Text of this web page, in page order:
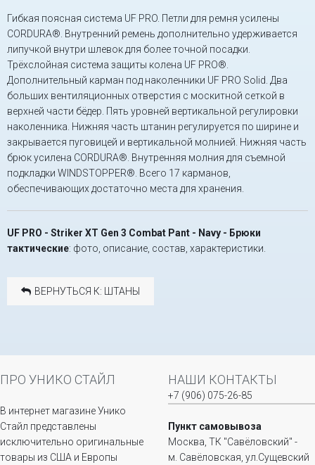
Гибкая поясная система UF PRO. Петли для ремня усилены
CORDURA®. Внутренний ремень дополнительно удерживается
липучкой внутри шлевок для более точной посадки.
Трёхслойная система защиты колена UF PRO®.
Дополнительный карман под наколенники UF PRO Solid. Два
больших вентиляционных отверстия с москитной сеткой в
верхней части бёдер. Пять уровней вертикальной регулировки
наколенника. Нижняя часть штанин регулируется по ширине и
закрывается пуговицей и вертикальной молнией. Нижняя часть
брюк усилена CORDURA®. Внутренняя молния для съемной
подкладки WINDSTOPPER®. Всего 17 карманов,
обеспечивающих достаточно места для хранения.
UF PRO - Striker XT Gen 3 Combat Pant - Navy - Брюки
тактические: фото, описание, состав, характеристики.
ВЕРНУТЬСЯ К: ШТАНЫ
ПРО УНИКО СТАЙЛ
В интернет магазине Унико
Стайл представлены
исключительно оригинальные
товары из США и Европы
НАШИ КОНТАКТЫ
+7 (906) 075-26-85
Пункт самовывоза
Москва, ТК "Савёловский" -
м. Савёловская, ул.Сущевский